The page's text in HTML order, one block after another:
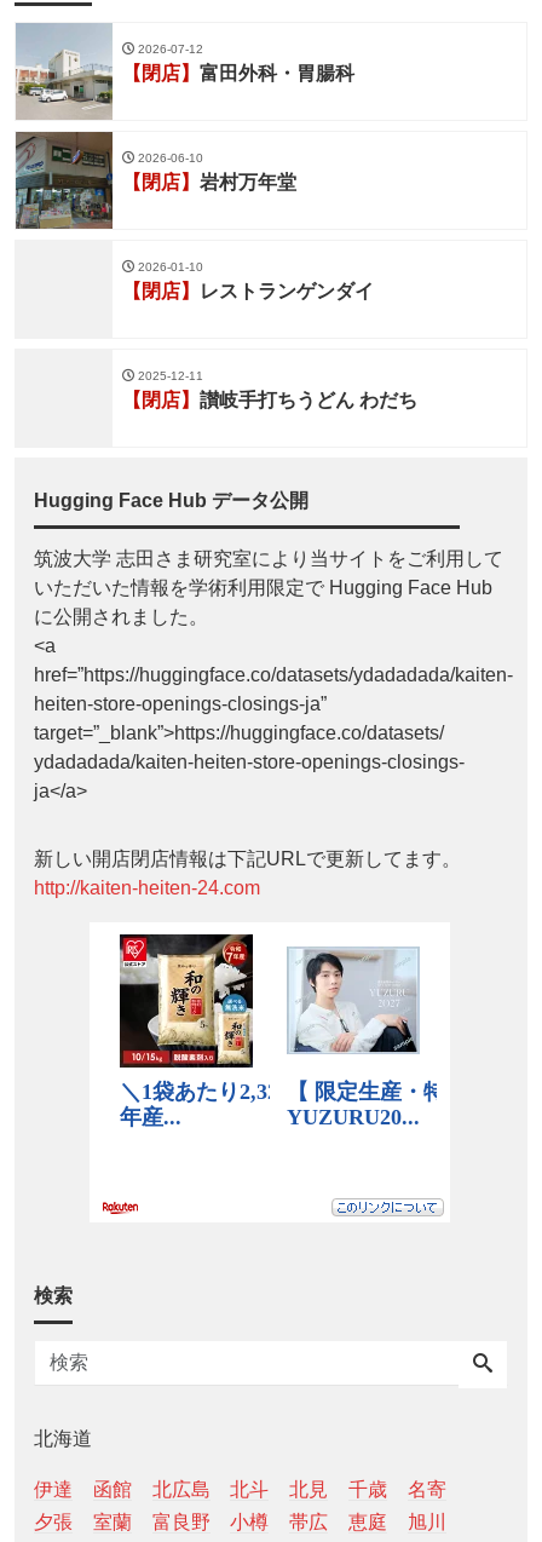
2026-07-12
【閉店】 富田外科・胃腸科
2026-06-10
【閉店】 岩村万年堂
2026-01-10
【閉店】 レストランゲンダイ
2025-12-11
【閉店】 讃岐手打ちうどん わだち
Hugging Face Hub データ公開
筑波大学 志田さま研究室により当サイトをご利用して
いただいた情報を学術利用限定で Hugging Face Hub
に公開されました。
<a
href=”https://huggingface.co/datasets/ydadadada/kaiten-
heiten-store-openings-closings-ja”
target=”_blank”>https://huggingface.co/datasets/
ydadadada/kaiten-heiten-store-openings-closings-
ja</a>
新しい開店閉店情報は下記URLで更新してます。
http://kaiten-heiten-24.com
検索
北海道
伊達 函館 北広島 北斗 北見 千歳
名寄
夕張
室蘭 富良野 小樽 帯広 恵庭
旭川